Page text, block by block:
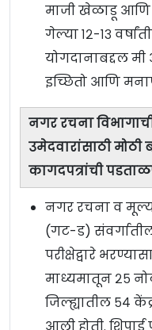
माजी खेळाडू आणि
गेल्या १२-१३
योगदानाबद्दल
इच्छितो आणि
नगर रचना
उमेदवारांसाठी मोठी
कागदपत्रांची
नगर रचना व
(गट-ड)
परीक्षेद्वारे
माध्यमातून २५
जिल्ह्यातील ५४